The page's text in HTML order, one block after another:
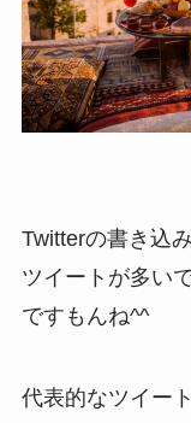
Twitterの書き込
ツイートが多い
ですもんね^^
代表的なツイー